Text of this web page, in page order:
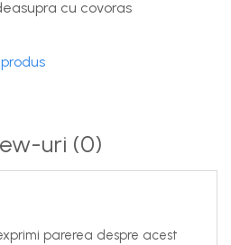
cu covoras
uri (0)
parerea despre acest